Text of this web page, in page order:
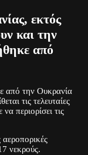
εκτός
και την
από
από την Ουκρανία
τις τελευταίες
περιορίσει τις
νεκρούς.